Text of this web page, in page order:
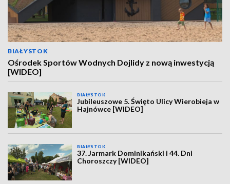
BIAŁYSTOK
Ośrodek Sportów Wodnych Dojlidy z nową inwestycją
[WIDEO]
BIAŁYSTOK
Jubileuszowe 5. Święto Ulicy Wierobieja w
Hajnówce [WIDEO]
BIAŁYSTOK
37. Jarmark Dominikański i 44. Dni
Choroszczy [WIDEO]